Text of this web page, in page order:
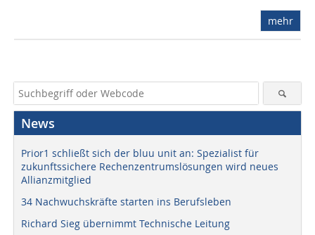
mehr
News
Prior1 schließt sich der bluu unit an: Spezialist für
zukunftssichere Rechenzentrumslösungen wird neues
Allianzmitglied
34 Nachwuchskräfte starten ins Berufsleben
Richard Sieg übernimmt Technische Leitung